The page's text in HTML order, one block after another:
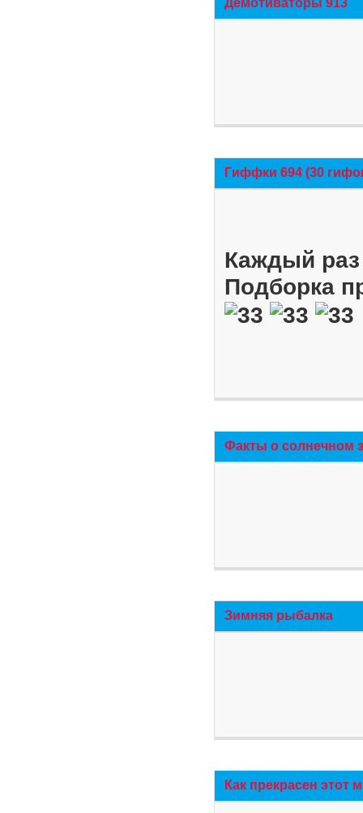
Демотиваторы 913
Гиффки 694 (30
Каждый
Подборка
Факты о солнечном
Зимняя рыбалка
Как прекрасен этот